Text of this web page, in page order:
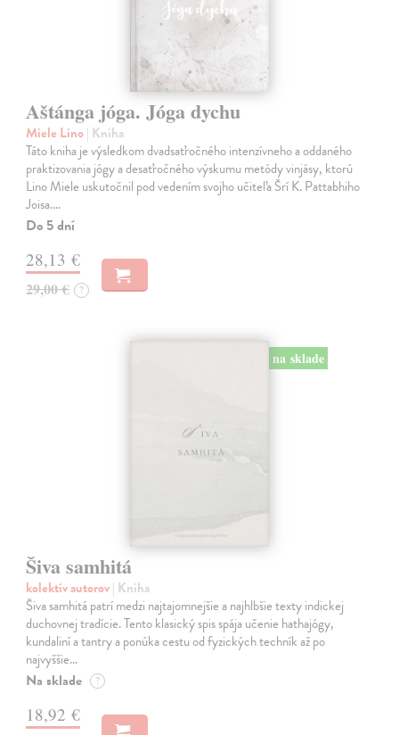
Aštánga jóga. Jóga dychu
Miele Lino| Kniha
Táto kniha je výsledkom dvadsaťročného intenzívneho a oddaného
praktizovania jógy a desaťročného výskumu metódy vinjásy, ktorú
Lino Miele uskutočnil pod vedením svojho učiteľa Šrí K. Pattabhiho
Joisa.…
Do 5 dní
28,13 €
29,00 € ?
na sklade
Šiva samhitá
kolektív autorov| Kniha
Šiva samhitá patrí medzi najtajomnejšie a najhlbšie texty indickej
duchovnej tradície. Tento klasický spis spája učenie hathajógy,
kundaliní a tantry a ponúka cestu od fyzických techník až po
najvyššie…
Na sklade ?
18,92 €